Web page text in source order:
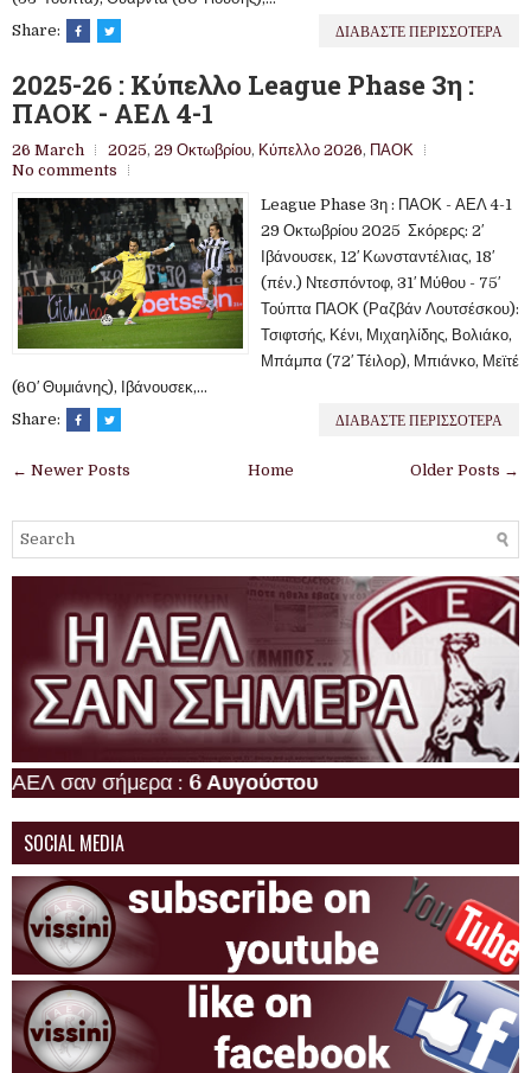
Share:
ΔΙΑΒΑΣΤΕ ΠΕΡΙΣΣΟΤΕΡΑ
2025-26 : Κύπελλο League Phase 3η :
ΠΑΟΚ - ΑΕΛ 4-1
26 March 2025, 29 Οκτωβρίου, Κύπελλο 2026, ΠΑΟΚ
No comments
League Phase 3η : ΠΑΟΚ - ΑΕΛ 4-1
29 Οκτωβρίου 2025 Σκόρερς: 2′
Ιβάνουσεκ, 12′ Κωνσταντέλιας, 18′
(πέν.) Ντεσπόντοφ, 31′ Μύθου - 75′
Τούπτα ΠΑΟΚ (Ραζβάν Λουτσέσκου):
Τσιφτσής, Κένι, Μιχαηλίδης, Βολιάκο,
Μπάμπα (72′ Τέιλορ), Μπιάνκο, Μεϊτέ
(60′ Θυμιάνης), Ιβάνουσεκ,...
Share:
ΔΙΑΒΑΣΤΕ ΠΕΡΙΣΣΟΤΕΡΑ
← Newer Posts Older Posts →
Home
σήμερα :6 Αυγούστου
SOCIAL MEDIA